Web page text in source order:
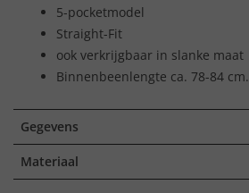
5-pocketmodel
Straight-Fit
ook verkrijgbaar in slanke maat
Binnenbeenlengte ca. 78-84 cm.
Gegevens
Materiaal